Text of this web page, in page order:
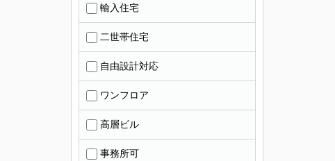
輸入住宅
二世帯住宅
自由設計対応
ワンフロア
高層ビル
事務所可